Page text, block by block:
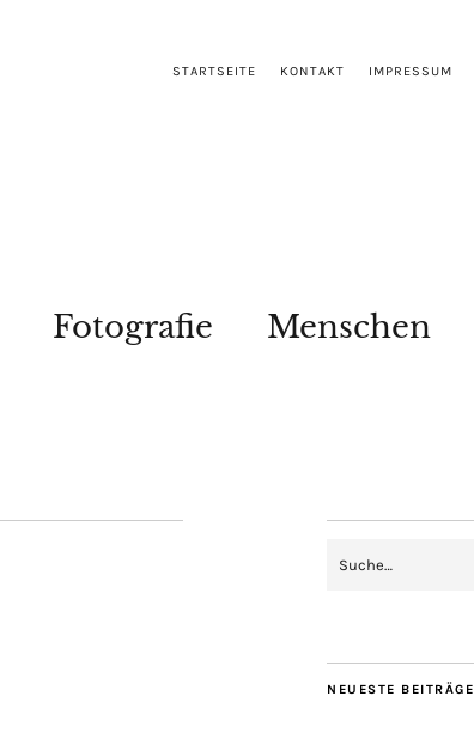
STARTSEITE KONTAKT IMPRESSUM
Fotografie Menschen
NEUESTE BEITRÄGE